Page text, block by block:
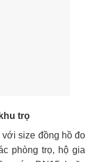
trọ
size đồng hồ đo
phòng trọ, hộ gia